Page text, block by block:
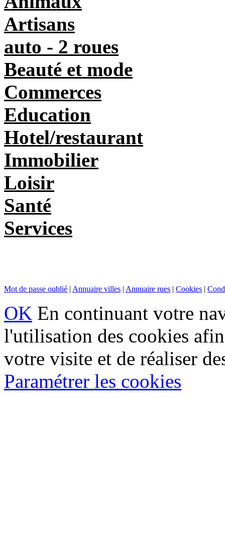
Artisans
auto - 2 roues
Beauté et mode
Commerces
Education
Hotel/restaurant
Immobilier
Loisir
Santé
Services
Mot de passe oublié | Annuaire villes | Annuaire rues | Cookies |
OK En continuant votre
l'utilisation des cookies
votre visite et de réaliser
Paramétrer les cookies